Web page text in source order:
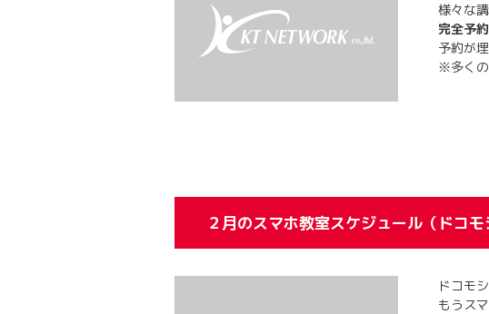
様々な
完全予
予約が
※多くの
２月のスマホ教室スケジュール（ドコモ
ドコモ
もうス